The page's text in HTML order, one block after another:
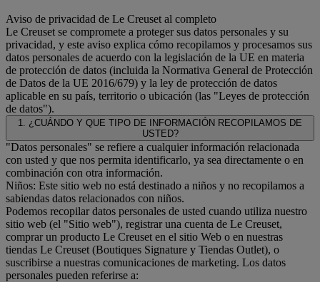
Aviso de privacidad de Le Creuset al completo
Le Creuset se compromete a proteger sus datos personales y su
privacidad, y este aviso explica cómo recopilamos y procesamos sus
datos personales de acuerdo con la legislación de la UE en materia
de protección de datos (incluida la Normativa General de Protección
de Datos de la UE 2016/679) y la ley de protección de datos
aplicable en su país, territorio o ubicación (las "Leyes de protección
de datos").
1. ¿CUÁNDO Y QUE TIPO DE INFORMACIÓN RECOPILAMOS DE
USTED?
"Datos personales" se refiere a cualquier información relacionada
con usted y que nos permita identificarlo, ya sea directamente o en
combinación con otra información.
Niños: Este sitio web no está destinado a niños y no recopilamos a
sabiendas datos relacionados con niños.
Podemos recopilar datos personales de usted cuando utiliza nuestro
sitio web (el "Sitio web"), registrar una cuenta de Le Creuset,
comprar un producto Le Creuset en el sitio Web o en nuestras
tiendas Le Creuset (Boutiques Signature y Tiendas Outlet), o
suscribirse a nuestras comunicaciones de marketing. Los datos
personales pueden referirse a: